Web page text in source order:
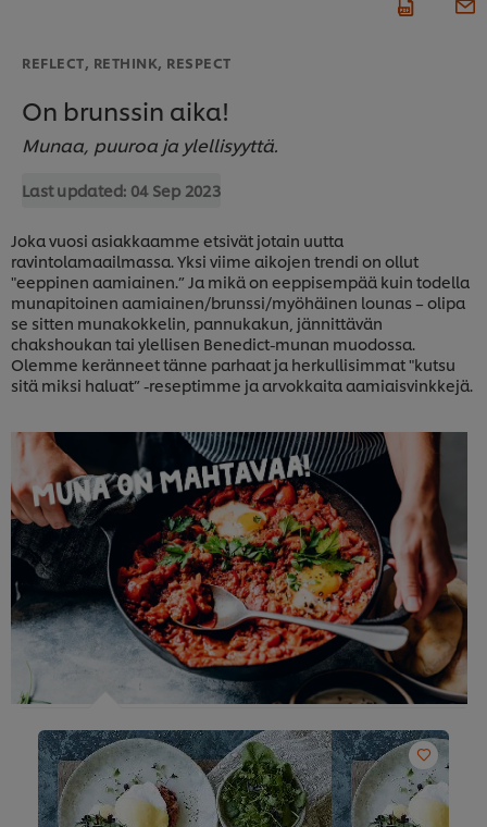
REFLECT, RETHINK, RESPECT
On brunssin aika!
Munaa, puuroa ja ylellisyyttä.
Last updated: 04 Sep 2023
Joka vuosi asiakkaamme etsivät jotain uutta
ravintolamaailmassa. Yksi viime aikojen trendi on ollut
"eeppinen aamiainen.” Ja mikä on eeppisempää kuin todella
munapitoinen aamiainen/brunssi/myöhäinen lounas – olipa
se sitten munakokkelin, pannukakun, jännittävän
chakshoukan tai ylellisen Benedict-munan muodossa.
Olemme keränneet tänne parhaat ja herkullisimmat "kutsu
sitä miksi haluat” -reseptimme ja arvokkaita aamiaisvinkkejä.